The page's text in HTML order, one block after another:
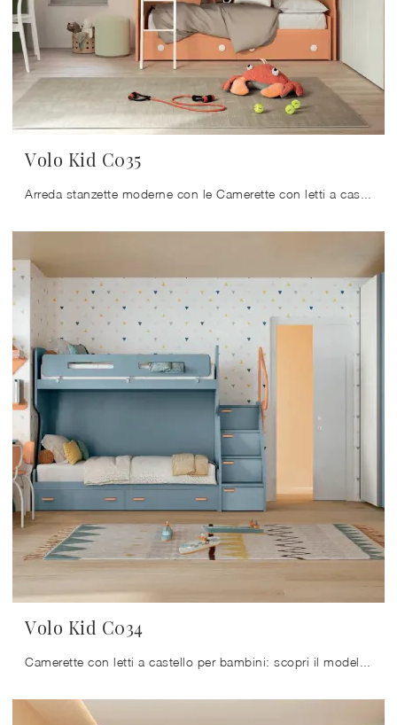
Volo Kid C035
Volo Kid C034